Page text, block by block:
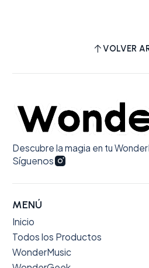
VOLVER
Descubre la magia en tu
Síguenos
MENÚ
Inicio
Todos los Productos
WonderMusic